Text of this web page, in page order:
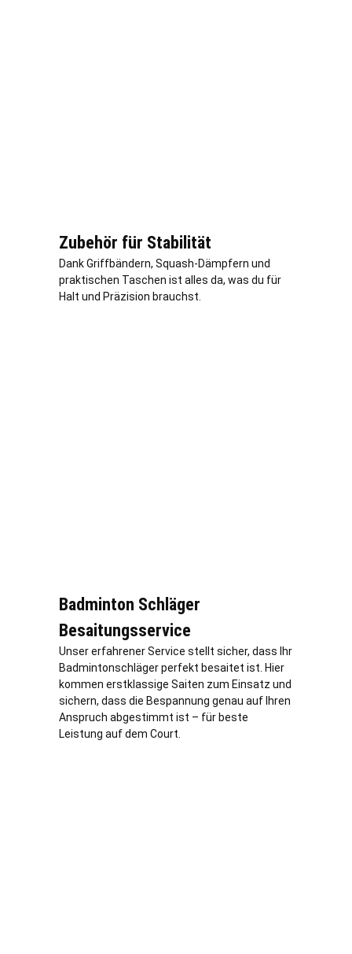
Zubehör für Stabilität
Dank Griffbändern, Squash-Dämpfern und
praktischen Taschen ist alles da, was du für
Halt und Präzision brauchst.
Badminton Schläger
Besaitungsservice
Unser erfahrener Service stellt sicher, dass Ihr
Badmintonschläger perfekt besaitet ist. Hier
kommen erstklassige Saiten zum Einsatz und
sichern, dass die Bespannung genau auf Ihren
Anspruch abgestimmt ist – für beste
Leistung auf dem Court.